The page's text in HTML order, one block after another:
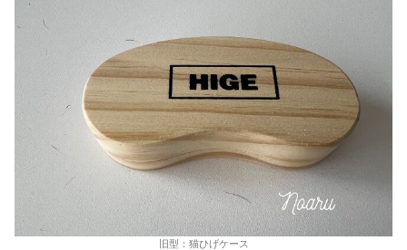
旧型：猫ひげケース